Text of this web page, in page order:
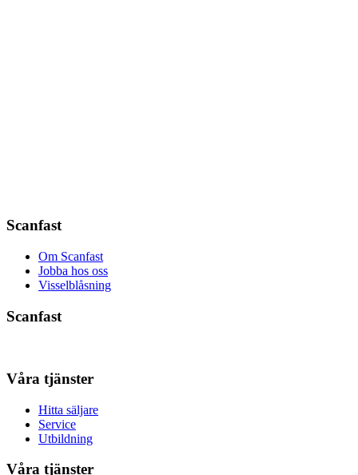
Scanfast
Om Scanfast
Jobba hos oss
Visselblåsning
Scanfast
Våra tjänster
Hitta säljare
Service
Utbildning
Våra tjänster